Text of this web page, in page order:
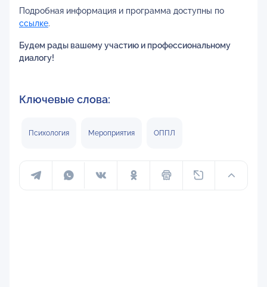
Подробная информация и программа доступны по
ссылке.
Будем рады вашему участию и профессиональному
диалогу!
Ключевые слова:
Психология Мероприятия ОППЛ